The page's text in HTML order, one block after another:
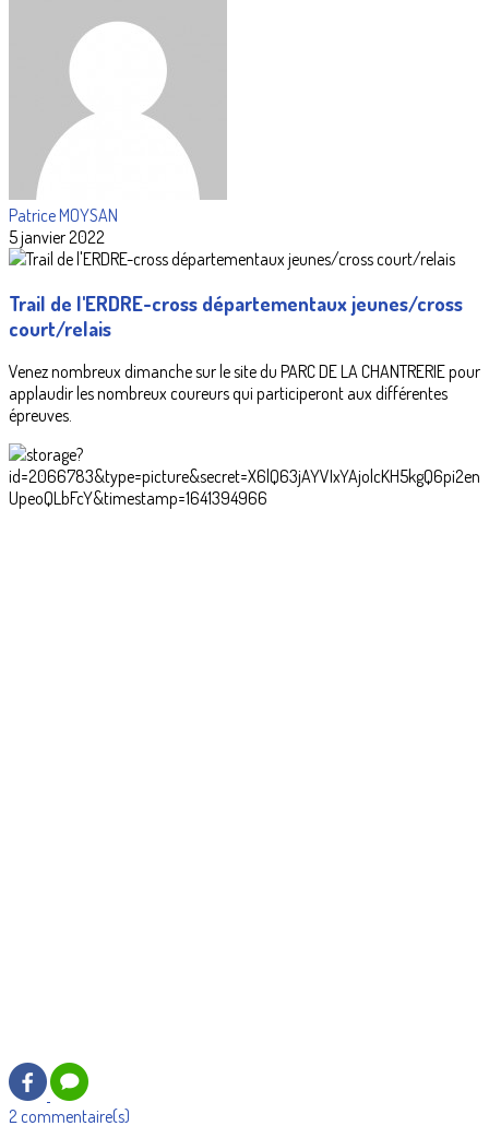
Patrice MOYSAN
5 janvier 2022
Trail de l'ERDRE-cross départementaux jeunes/cross
court/relais
Venez nombreux dimanche sur le site du PARC DE LA CHANTRERIE pour
applaudir les nombreux coureurs qui participeront aux différentes
épreuves.
2 commentaire(s)